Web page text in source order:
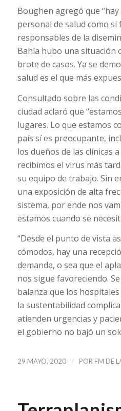
Boughen agregó que
personal de salud como si
responsables de la
Bahía hubo una situación
brote de casos. Ya se
salud es el que más
Consultado sobre las
ciudad aclaró que
lugares. Lo que estamos
país sí es preocupante,
los dueños de las clínicas
recibimos el virus más
su equipo de trabajo. Sin
una exposición de alta
sistema, por ende nos
estamos cuando se
“Desde el punto de vista
cómodos, hay una
demanda, o sea que el
nos sigue favoreciendo.
balanza que los
la sustentabilidad
atienden urgencias y
el gobierno no bajó un
29 MAYO, 2020 / POR FM DE